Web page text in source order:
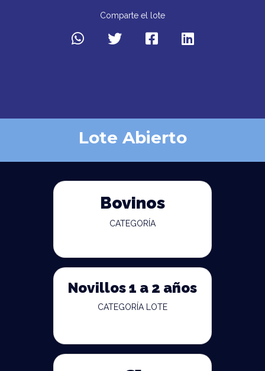
Comparte el lote
Lote Abierto
Bovinos
CATEGORÍA
Novillos 1 a 2 años
CATEGORÍA LOTE